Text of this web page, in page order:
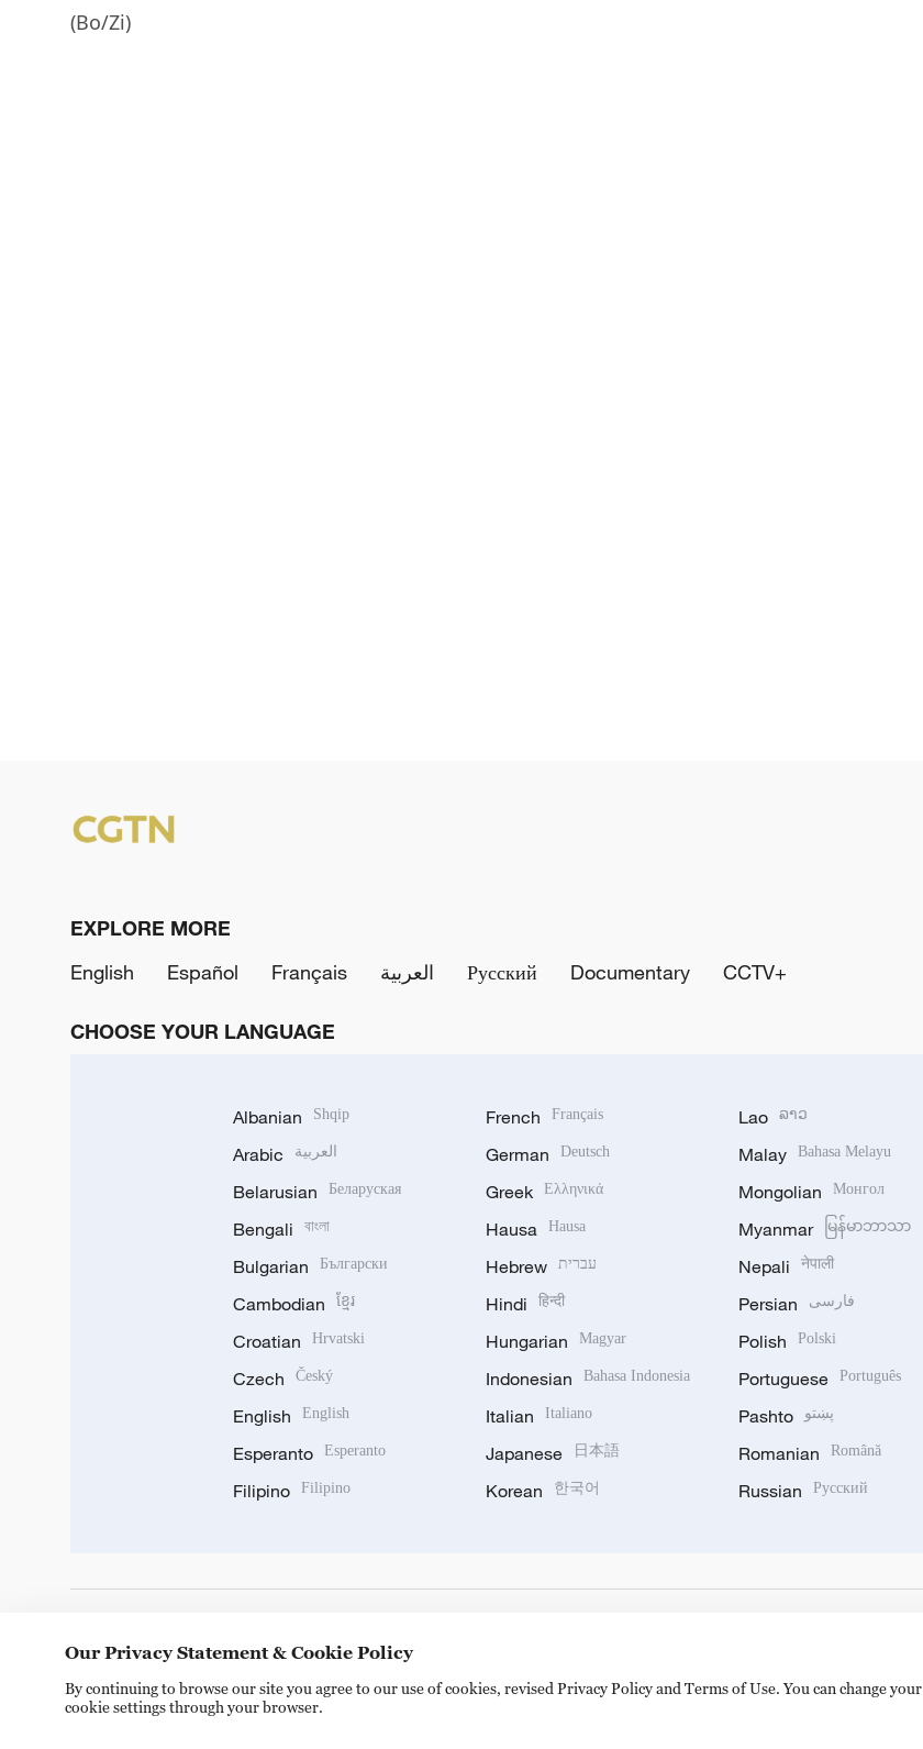
(Bo/Zi)
EXPLORE MORE
English
Español Français العربية Русский Documentary CCTV+
CHOOSE YOUR LANGUAGE
Albanian Shqip
Arabic العربية
Belarusian Беларуская
Bengali বাংলা
Bulgarian Български
Cambodian ខ្មែរ
Croatian Hrvatski
Czech Český
English English
Esperanto Esperanto
Filipino Filipino
French Français
German Deutsch
Greek Ελληνικά
Hausa Hausa
Hebrew עברית
Hindi हिन्दी
Hungarian Magyar
Indonesian Bahasa Indonesia
Italian Italiano
Japanese 日本語
Korean 한국어
Lao ລາວ
Malay Bahasa Melayu
Mongolian Монгол
Myanmar မြန်မာဘာသာ
Nepali नेपाली
Persian فارسی
Polish Polski
Portuguese Português
Pashto پښتو
Romanian Română
Russian Русский
Our Privacy Statement & Cookie Policy
By continuing to browse our site you agree to our use of cookies, revised Privacy Policy and Terms of Use. You can change your
cookie settings through your browser.